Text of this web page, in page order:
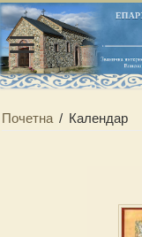
Почетна / Календар